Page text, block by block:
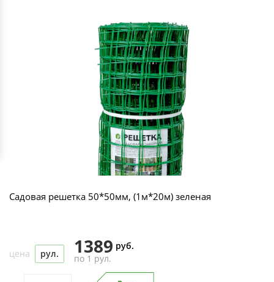
Садовая решетка 50*50мм, (1м*20м) зеленая
цена рул. 1389 руб.
по 1 рул.